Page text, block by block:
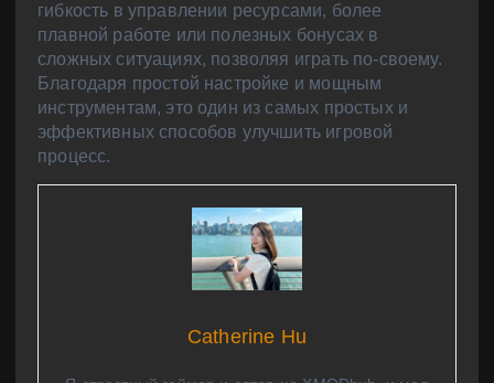
гибкость в управлении ресурсами, более
плавной работе или полезных бонусах в
сложных ситуациях, позволяя играть по-своему.
Благодаря простой настройке и мощным
инструментам, это один из самых простых и
эффективных способов улучшить игровой
процесс.
Catherine Hu